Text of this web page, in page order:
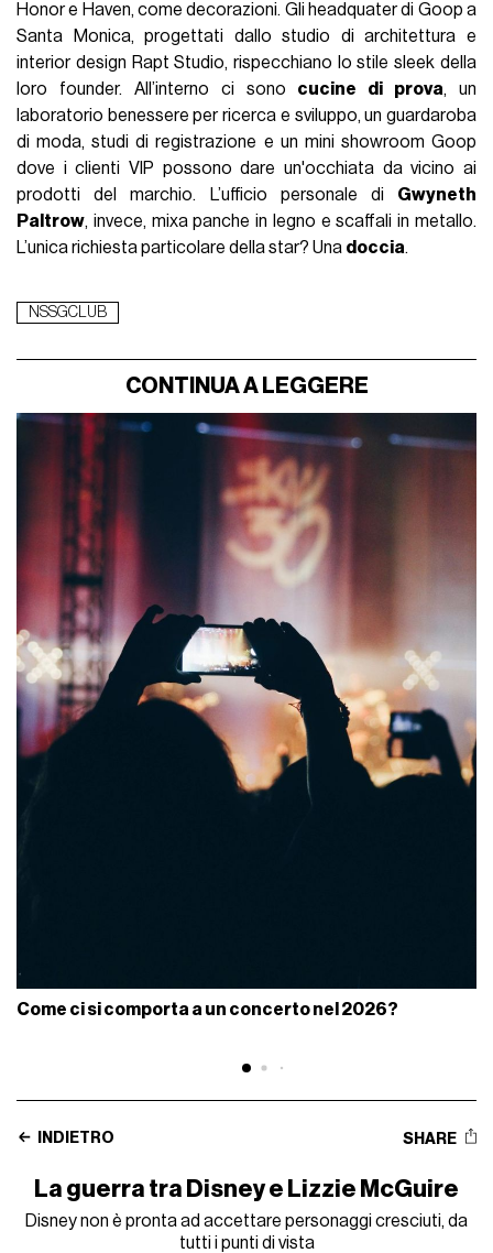
Honor e Haven, come decorazioni. Gli headquater di Goop a
Santa Monica, progettati dallo studio di architettura e
interior design Rapt Studio, rispecchiano lo stile sleek della
loro founder. All’interno ci sono cucine di prova, un
laboratorio benessere per ricerca e sviluppo, un guardaroba
di moda, studi di registrazione e un mini showroom Goop
dove i clienti VIP possono dare un'occhiata da vicino ai
prodotti del marchio. L’ufficio personale di Gwyneth
Paltrow, invece, mixa panche in legno e scaffali in metallo.
L’unica richiesta particolare della star? Una doccia.
NSSGCLUB
CONTINUA A LEGGERE
Come ci si comporta a un concerto nel 2026?
INDIETRO SHARE
La guerra tra Disney e Lizzie McGuire
Disney non è pronta ad accettare personaggi cresciuti, da
tutti i punti di vista